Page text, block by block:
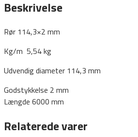
Beskrivelse
Rør 114,3×2 mm
Kg/m 5,54 kg
Udvendig diameter 114,3 mm
Godstykkelse 2 mm
Længde 6000 mm
Relaterede varer